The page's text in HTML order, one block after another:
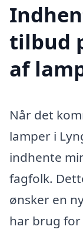
tilbud
af
Når det
lamper i
indhente
fagfolk.
ønsker en
har brug for